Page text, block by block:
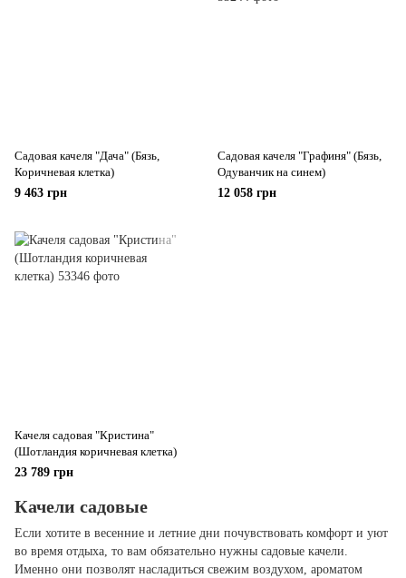
Садовая качеля "Дача" (Бязь,
Коричневая клетка)
9 463 грн
Садовая качеля "Графиня" (Бязь,
Одуванчик на синем)
12 058 грн
Качеля садовая "Кристина"
(Шотландия коричневая клетка)
23 789 грн
Качели садовые
Если хотите в весенние и летние дни почувствовать комфорт и уют
во время отдыха, то вам обязательно нужны садовые качели.
Именно они позволят насладиться свежим воздухом, ароматом